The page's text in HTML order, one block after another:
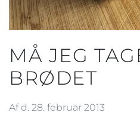
MÅ JEG
BRØDET
Af d. 28. februar 2013